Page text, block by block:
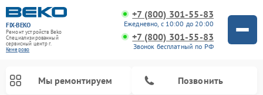
FIX-BEKO
Ремонт устройств Beko
Специализированный
cервисный центр г.
Кемерово
+7 (800) 301-55-83
Ежедневно, с 10:00 до 20:00
+7 (800) 301-55-83
Звонок бесплатный по РФ
Мы ремонтируем Позвонить